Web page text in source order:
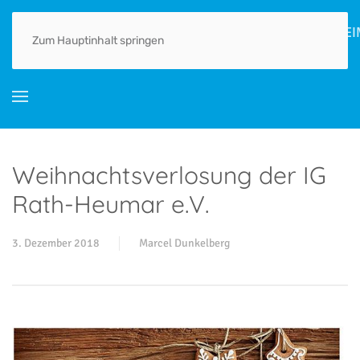
Zum Hauptinhalt springen
HOME AKTUELLES ORTSGESCHICHTE(N) GEWERBE
Weihnachtsverlosung der IG
Rath-Heumar e.V.
3. Dezember 2018 Marcel Dunkelberg